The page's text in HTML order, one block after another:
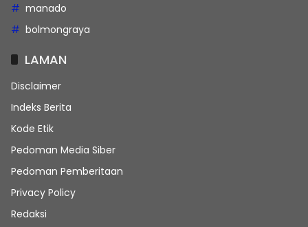
manado
bolmongraya
LAMAN
Disclaimer
Indeks Berita
Kode Etik
Pedoman Media Siber
Pedoman Pemberitaan
Privacy Policy
Redaksi